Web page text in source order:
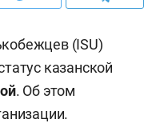
(ISU)
казанской
. Об этом